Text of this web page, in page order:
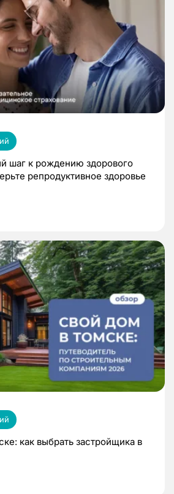
шаг к рождению здорового
репродуктивное здоровье
как выбрать застройщика в